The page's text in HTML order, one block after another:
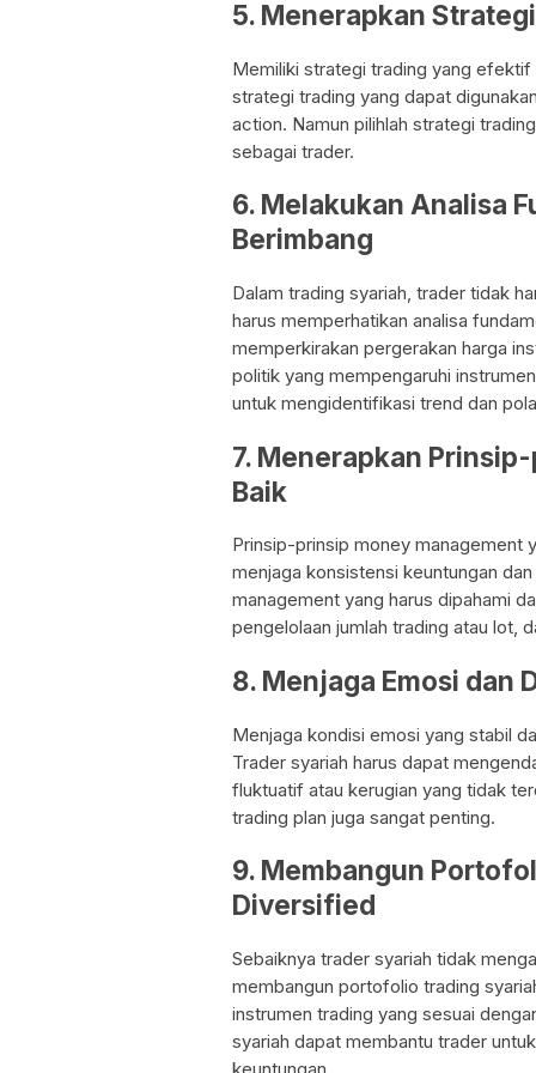
5. Menerapkan
Memiliki strategi trading yang
strategi trading yang dapat
action. Namun pilihlah strategi
sebagai trader.
6. Melakukan Analisa
Berimbang
Dalam trading syariah, trader tidak
harus memperhatikan analisa
memperkirakan pergerakan harga
politik yang mempengaruhi
untuk mengidentifikasi trend dan
7. Menerapkan
Baik
Prinsip-prinsip money management
menjaga konsistensi keuntungan
management yang harus dipahami
pengelolaan jumlah trading atau lot,
8. Menjaga Emosi dan
Menjaga kondisi emosi yang stabil
Trader syariah harus dapat
fluktuatif atau kerugian yang tidak
trading plan juga sangat penting.
9. Membangun
Diversified
Sebaiknya trader syariah tidak
membangun portofolio trading
instrumen trading yang sesuai
syariah dapat membantu trader